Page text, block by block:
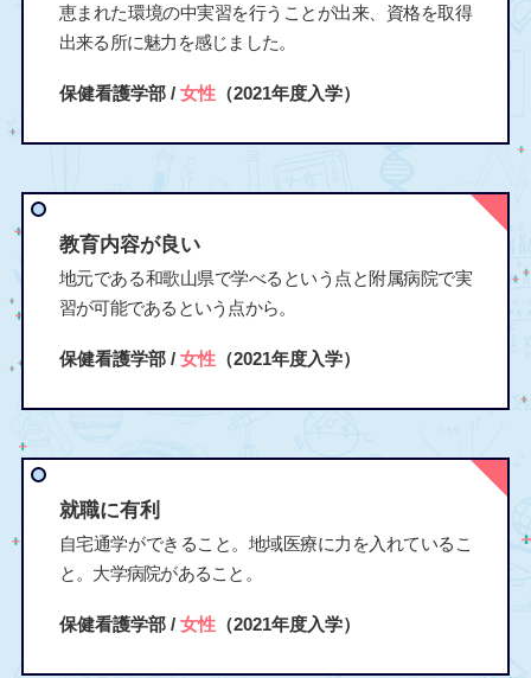
恵まれた環境の中実習を行うことが出来、資格を取得
出来る所に魅力を感じました。
保健看護学部 / 女性（2021年度入学）
教育内容が良い
地元である和歌山県で学べるという点と附属病院で実
習が可能であるという点から。
保健看護学部 / 女性（2021年度入学）
就職に有利
自宅通学ができること。地域医療に力を入れているこ
と。大学病院があること。
保健看護学部 / 女性（2021年度入学）